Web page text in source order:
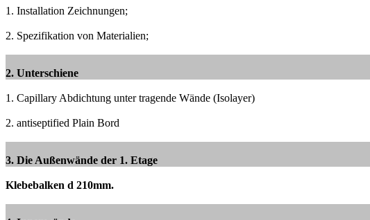
1. Installation Zeichnungen;
2. Spezifikation von Materialien;
2. Unterschiene
1. Capillary Abdichtung unter tragende Wände (Isolayer)
2. antiseptified Plain Bord
3. Die Außenwände der 1. Etage
Klebebalken d 210mm.